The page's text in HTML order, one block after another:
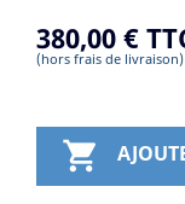
380,00 €
(hors frais de livraison)
